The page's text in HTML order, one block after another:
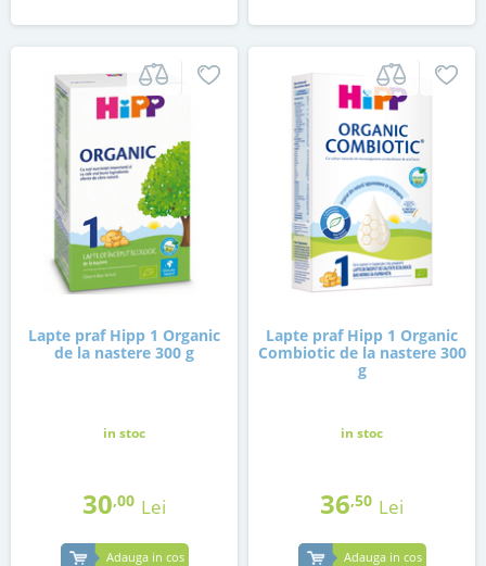
Lapte praf Hipp 1 Organic
de la nastere 300 g
in stoc
30,00 Lei
Adauga in cos
Lapte praf Hipp 1 Organic
Combiotic de la nastere 300
g
in stoc
36,50 Lei
Adauga in cos